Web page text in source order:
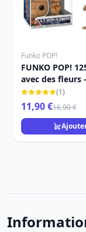
Funko POP!
FUNKO POP!
avec des fleurs -
(1)
11,90 €16,90 €